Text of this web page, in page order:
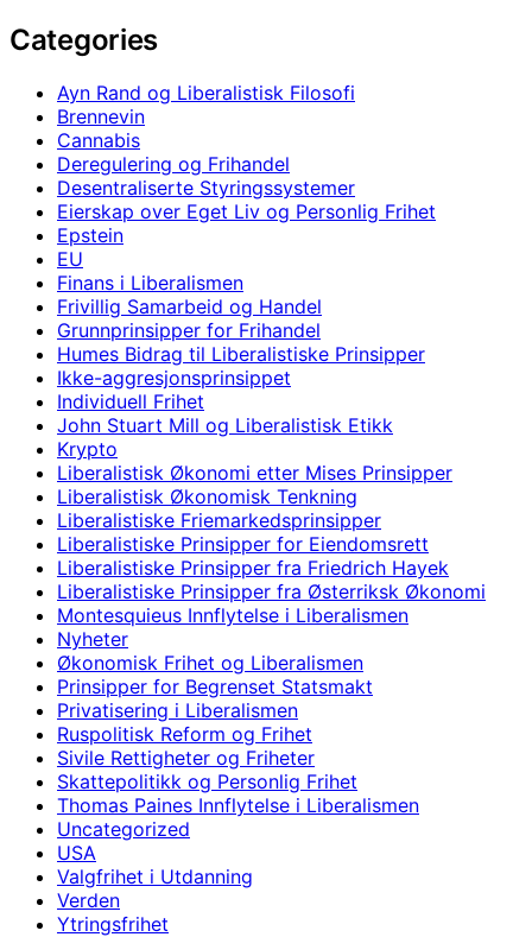
Categories
Ayn Rand og Liberalistisk Filosofi
Brennevin
Cannabis
Deregulering og Frihandel
Desentraliserte Styringssystemer
Eierskap over Eget Liv og Personlig Frihet
Epstein
EU
Finans i Liberalismen
Frivillig Samarbeid og Handel
Grunnprinsipper for Frihandel
Humes Bidrag til Liberalistiske Prinsipper
Ikke-aggresjonsprinsippet
Individuell Frihet
John Stuart Mill og Liberalistisk Etikk
Krypto
Liberalistisk Økonomi etter Mises Prinsipper
Liberalistisk Økonomisk Tenkning
Liberalistiske Friemarkedsprinsipper
Liberalistiske Prinsipper for Eiendomsrett
Liberalistiske Prinsipper fra Friedrich Hayek
Liberalistiske Prinsipper fra Østerriksk Økonomi
Montesquieus Innflytelse i Liberalismen
Nyheter
Økonomisk Frihet og Liberalismen
Prinsipper for Begrenset Statsmakt
Privatisering i Liberalismen
Ruspolitisk Reform og Frihet
Sivile Rettigheter og Friheter
Skattepolitikk og Personlig Frihet
Thomas Paines Innflytelse i Liberalismen
Uncategorized
USA
Valgfrihet i Utdanning
Verden
Ytringsfrihet